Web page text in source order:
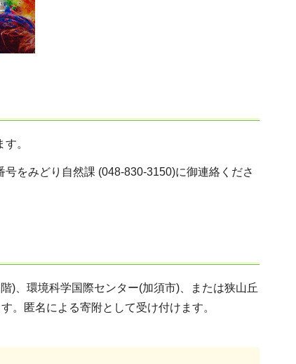
。
みどり自然課 (048-830-3150)に御連絡くださ
)、環境科学国際センター(加須市)、または狭山丘
。匿名による寄附として受け付けます。